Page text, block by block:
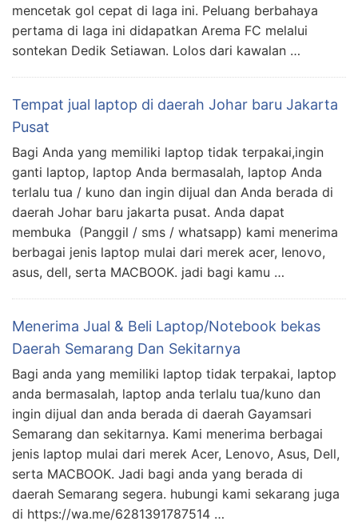
mencetak gol cepat di laga ini. Peluang berbahaya
pertama di laga ini didapatkan Arema FC melalui
sontekan Dedik Setiawan. Lolos dari kawalan …
Tempat jual laptop di daerah Johar baru Jakarta
Pusat
Bagi Anda yang memiliki laptop tidak terpakai,ingin
ganti laptop, laptop Anda bermasalah, laptop Anda
terlalu tua / kuno dan ingin dijual dan Anda berada di
daerah Johar baru jakarta pusat. Anda dapat
membuka (Panggil / sms / whatsapp) kami menerima
berbagai jenis laptop mulai dari merek acer, lenovo,
asus, dell, serta MACBOOK. jadi bagi kamu …
Menerima Jual & Beli Laptop/Notebook bekas
Daerah Semarang Dan Sekitarnya
Bagi anda yang memiliki laptop tidak terpakai, laptop
anda bermasalah, laptop anda terlalu tua/kuno dan
ingin dijual dan anda berada di daerah Gayamsari
Semarang dan sekitarnya. Kami menerima berbagai
jenis laptop mulai dari merek Acer, Lenovo, Asus, Dell,
serta MACBOOK. Jadi bagi anda yang berada di
daerah Semarang segera. hubungi kami sekarang juga
di https://wa.me/6281391787514 …